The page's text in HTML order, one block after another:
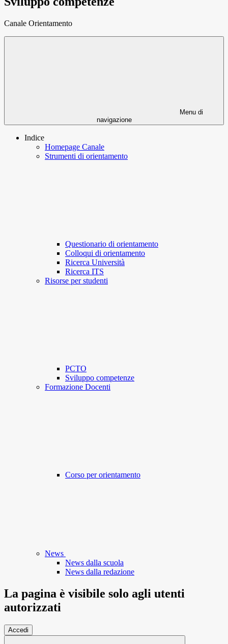
Canale Orientamento
Menu di
navigazione
Indice
Homepage Canale
Strumenti di orientamento
Questionario di orientamento
Colloqui di orientamento
Ricerca Università
Ricerca ITS
Risorse per studenti
PCTO
Sviluppo competenze
Formazione Docenti
Corso per orientamento
News
News dalla scuola
News dalla redazione
La pagina è visibile solo agli utenti
autorizzati
Accedi